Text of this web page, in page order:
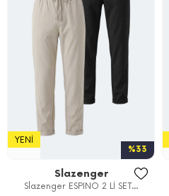
%33
YENI
Slazenger
Slazenger ESPINO 2 Lİ SET...